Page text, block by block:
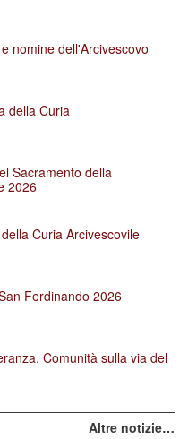
nomine dell'Arcivescovo
della Curia
Sacramento della
2026
Curia Arcivescovile
Ferdinando 2026
Comunità sulla via del
Altre notizie…